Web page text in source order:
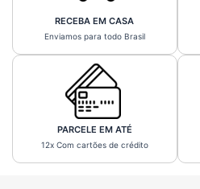
RECEBA EM CASA
Enviamos para todo Brasil
PARCELE EM ATÉ
12x Com cartões de crédito